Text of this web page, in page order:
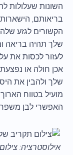
השונות שעלולות
בריאותם,
הקשורים לגזע
שלך תהיה בריאה
לעזור לכסות את
אכן חולה או
שלך ולהבין את
מועיל בטווח
האפשרי לבן
אילוסטרציה: